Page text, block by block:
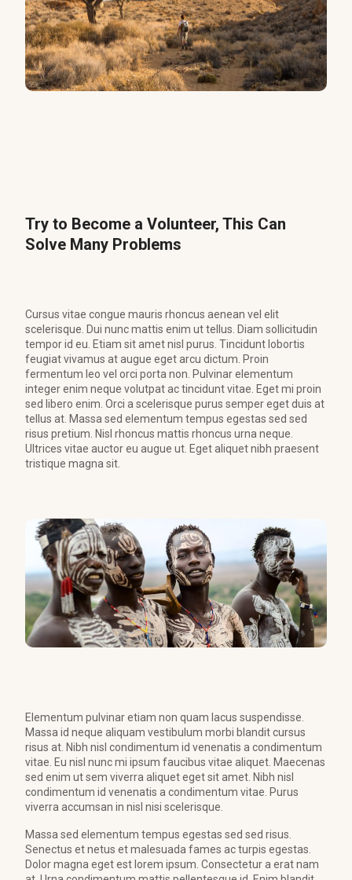
Try to Become a Volunteer, This Can
Solve Many Problems
Cursus vitae congue mauris rhoncus aenean vel elit
scelerisque. Dui nunc mattis enim ut tellus. Diam sollicitudin
tempor id eu. Etiam sit amet nisl purus. Tincidunt lobortis
feugiat vivamus at augue eget arcu dictum. Proin
fermentum leo vel orci porta non. Pulvinar elementum
integer enim neque volutpat ac tincidunt vitae. Eget mi proin
sed libero enim. Orci a scelerisque purus semper eget duis at
tellus at. Massa sed elementum tempus egestas sed sed
risus pretium. Nisl rhoncus mattis rhoncus urna neque.
Ultrices vitae auctor eu augue ut. Eget aliquet nibh praesent
tristique magna sit.
Elementum pulvinar etiam non quam lacus suspendisse.
Massa id neque aliquam vestibulum morbi blandit cursus
risus at. Nibh nisl condimentum id venenatis a condimentum
vitae. Eu nisl nunc mi ipsum faucibus vitae aliquet. Maecenas
sed enim ut sem viverra aliquet eget sit amet. Nibh nisl
condimentum id venenatis a condimentum vitae. Purus
viverra accumsan in nisl nisi scelerisque.
Massa sed elementum tempus egestas sed sed risus.
Senectus et netus et malesuada fames ac turpis egestas.
Dolor magna eget est lorem ipsum. Consectetur a erat nam